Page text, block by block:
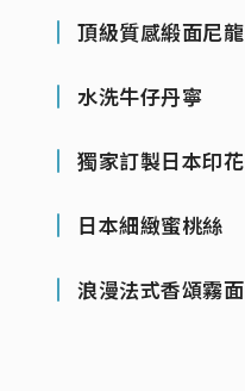
頂級質感緞面尼龍
水洗牛仔丹寧
獨家訂製日本印花
日本細緻蜜桃絲
浪漫法式香頌霧面